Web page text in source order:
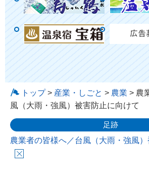
トップ> 産業・しごと > 農業 > 農
風（大雨・強風）被害防止に向けて
足跡
農業者の皆様へ／台風（大雨・強風